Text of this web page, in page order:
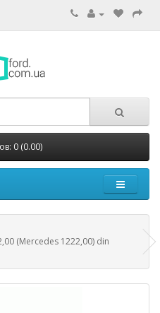
0 (0.00)
(Mercedes 1222,00) din